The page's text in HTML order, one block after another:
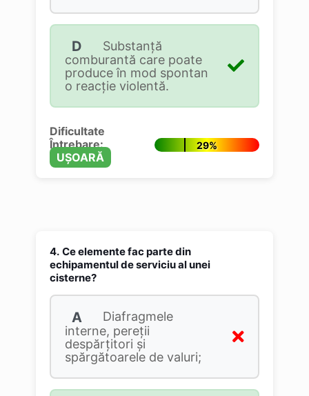
D
Substanță
comburantă care poate
produce în mod spontan
o reacție violentă.
Dificultate
Întrebare:
UȘOARĂ
29%
4. Ce elemente fac parte din
echipamentul de serviciu al unei
cisterne?
A
Diafragmele
interne, pereţii
despărţitori şi
spărgătoarele de valuri;